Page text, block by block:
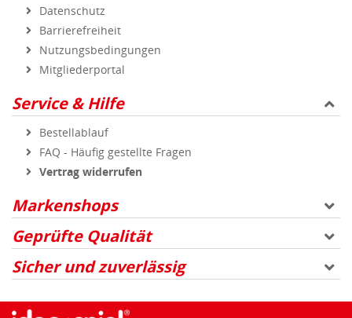
Datenschutz
Barrierefreiheit
Nutzungsbedingungen
Mitgliederportal
Service & Hilfe
Bestellablauf
FAQ - Häufig gestellte Fragen
Vertrag widerrufen
Markenshops
Geprüfte Qualität
Sicher und zuverlässig